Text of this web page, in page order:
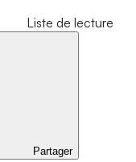
Liste de lecture
Partager